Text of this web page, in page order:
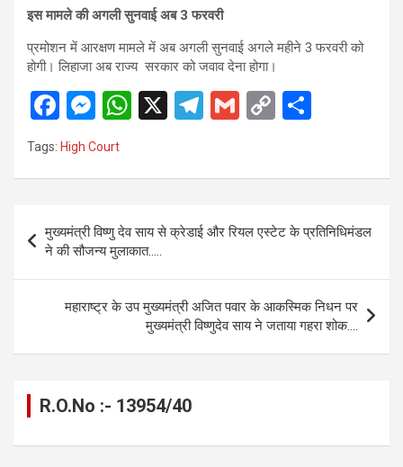
इस मामले की अगली सुनवाई अब 3 फरवरी
प्रमोशन में आरक्षण मामले में अब अगली सुनवाई अगले महीने 3 फरवरी को
होगी। लिहाजा अब राज्य सरकार को जवाव देना होगा।
F
a
ce
o
o
k
M
es
se
g
er
W
A
p
p
X
T
a
G
C
n
Tags: High Court
navigation
मुख्यमंत्री विष्णु देव साय से क्रेडाई और रियल एस्टेट के प्रतिनिधिमंडल
ने की सौजन्य मुलाकात…..
महाराष्ट्र के उप मुख्यमंत्री अजित पवार के आकस्मिक निधन पर
मुख्यमंत्री विष्णुदेव साय ने जताया गहरा शोक….
R.O.No :- 13954/40